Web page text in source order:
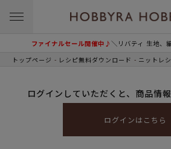
ファイナルセール開催中♪＼リバティ 生地、
トップページ レシピ無料ダウンロード ニットレ
ログインしていただくと、商品情
ログインはこちら